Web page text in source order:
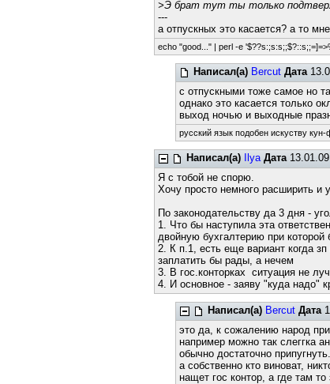
>Э брат тут ты только
---
а отпускных это касается? а то
echo "good..." | perl -e
Написал(а) Bercut Дата
с отпускными тоже самое но
однако это касается только
выход ночью и выходные
русский язык подобен искуству
Написал(а) Ilya Дата
Я с тобой не спорю.
Хочу просто немного расширить и
По законодательству да 3 дня -
1. Что бы наступила эта
двойную бухгалтерию при
2. К п.1, есть еще вариант когда
заплатить бы рады, а нечем
3. В гос.конторках ситуация не
4. И основное - заяву "куда надо"
Написал(а) Bercut Дата
это да, к сожалению народ
например можно так слеггка
обычно достаточно
а собственно кто виноват,
нащет гос контор, а где там